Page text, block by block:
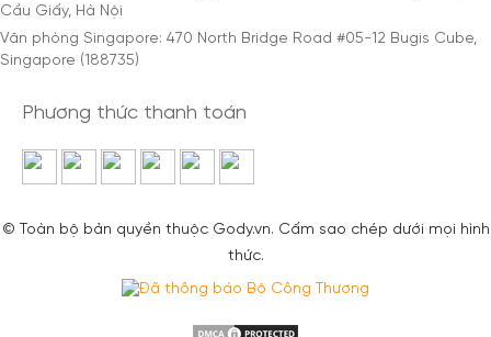
Cầu Giấy, Hà Nội
Văn phòng Singapore: 470 North Bridge Road #05-12 Bugis Cube,
Singapore (188735)
Phương thức thanh toán
© Toàn bộ bản quyền thuộc Gody.vn. Cấm sao chép dưới mọi hình
thức.